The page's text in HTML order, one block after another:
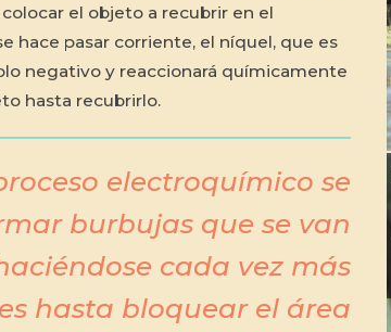
el objeto a recubrir en el
hace pasar corriente, el níquel, que es
negativo y reaccionará químicamente
hasta recubrirlo.
electroquímico se
burbujas que se van
cada vez más
hasta bloquear el área